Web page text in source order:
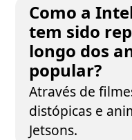
Como a
tem sido
longo dos
popular?
Através de
distópicas e
Jetsons.